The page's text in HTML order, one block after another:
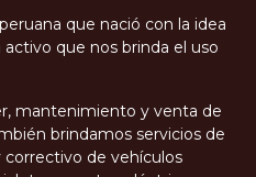
que nació con la idea
que nos brinda el uso
mantenimiento y venta de
brindamos servicios de
de vehículos